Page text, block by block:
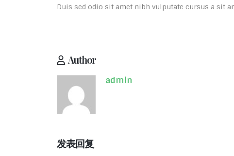
Duis sed odio sit amet nibh vulputate cursus a sit
Author
admin
发表回复